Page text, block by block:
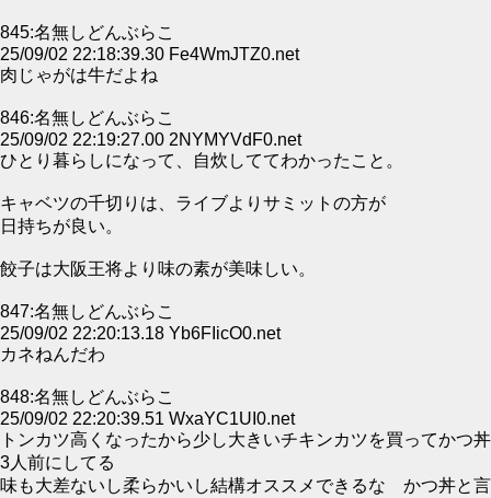
845:名無しどんぶらこ
25/09/02 22:18:39.30 Fe4WmJTZ0.net
肉じゃがは牛だよね
846:名無しどんぶらこ
25/09/02 22:19:27.00 2NYMYVdF0.net
ひとり暮らしになって、自炊しててわかったこと。
キャベツの千切りは、ライブよりサミットの方が
日持ちが良い。
餃子は大阪王将より味の素が美味しい。
847:名無しどんぶらこ
25/09/02 22:20:13.18 Yb6FIicO0.net
カネねんだわ
848:名無しどんぶらこ
25/09/02 22:20:39.51 WxaYC1UI0.net
トンカツ高くなったから少し大きいチキンカツを買ってかつ丼
3人前にしてる
味も大差ないし柔らかいし結構オススメできるな かつ丼と言